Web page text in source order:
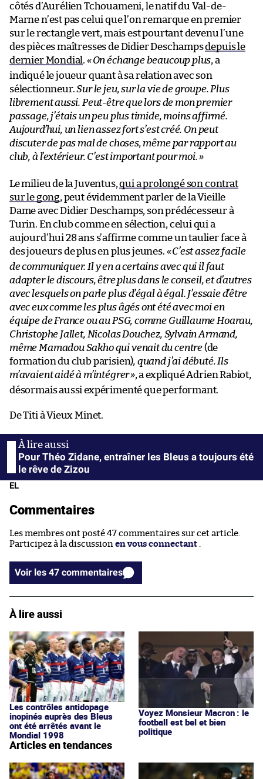
côtés d’Aurélien Tchouameni, le natif du Val-de-
Marne n’est pas celui que l’on remarque en premier
sur le rectangle vert, mais est pourtant devenu l’une
des pièces maîtresses de Didier Deschampsdepuis le
dernier Mondial. «On échange beaucoup plus, a
indiqué le joueur quant à sa relation avec son
sélectionneur.Sur le jeu, sur la vie de groupe. Plus
librement aussi. Peut-être que lors de mon premier
passage, j’étais un peu plus timide, moins affirmé.
Aujourd’hui, un lien assez fort s’est créé. On peut
discuter de pas mal de choses, même par rapport au
club, à l’extérieur. C’est important pour moi.»
Le milieu de la Juventus,qui a prolongé son contrat
sur le gong, peut évidemment parler de la Vieille
Dame avec Didier Deschamps, son prédécesseur à
Turin. En club comme en sélection, celui qui a
aujourd’hui 28 ans s’affirme comme un taulier face à
des joueurs de plus en plus jeunes. «C’est assez facile
de communiquer. Il y en a certains avec qui il faut
adapter le discours, être plus dans le conseil, et d’autres
avec lesquels on parle plus d’égal à égal. J’essaie d’être
avec eux comme les plus âgés ont été avec moi en
équipe de France ou au PSG, comme Guillaume Hoarau,
Christophe Jallet, Nicolas Douchez, Sylvain Armand,
même Mamadou Sakho qui venait du centre(de
formation du club parisien), quand j’ai débuté. Ils
m’avaient aidé à m’intégrer», a expliqué Adrien Rabiot,
désormais aussi expérimenté que performant.
De Titi à Vieux Minet.
Pour Théo Zidane, entraîner les Bleus a toujours été
le rêve de Zizou
EL
Commentaires
Les membres ont posté 47 commentaires sur cet article.
Participez à la discussion en vous connectant
Voir les 47 commentaires
À lire aussi
Les contrôles antidopage
inopinés auprès des Bleus
ont été arrêtés avant le
Mondial 1998
Voyez Monsieur Macron : le
football est bel et bien
politique
Articles en tendances